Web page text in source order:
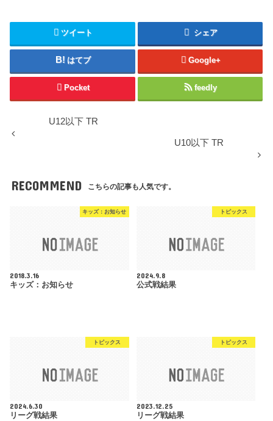
ツイート シェア
はてブ Google+
Pocket feedly
U12以下 TR
U10以下 TR
RECOMMEND こちらの記事も人気です。
キッズ：お知らせ
2018.3.16
キッズ：お知らせ
トピックス
2024.9.8
公式戦結果
トピックス
2024.6.30
リーグ戦結果
トピックス
2023.12.25
リーグ戦結果